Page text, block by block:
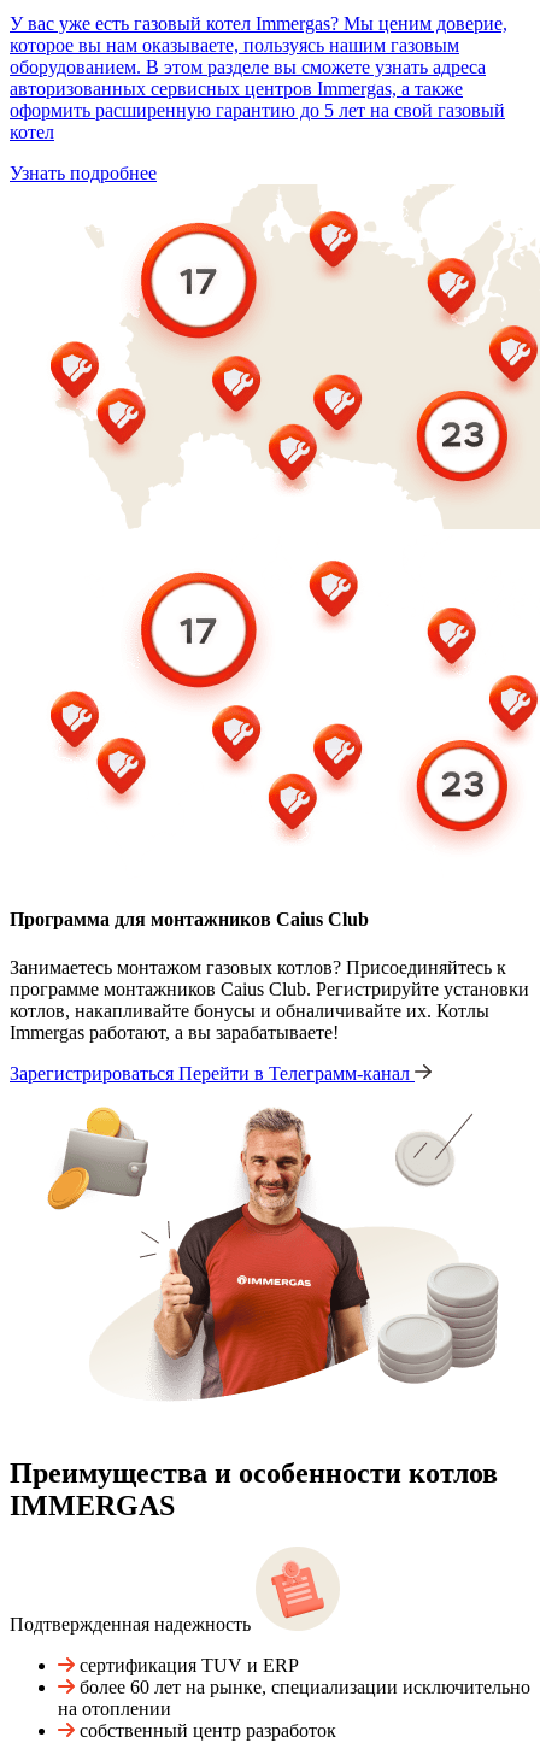
У вас уже есть газовый котел Immergas? Мы ценим доверие,
которое вы нам оказываете, пользуясь нашим газовым
оборудованием. В этом разделе вы сможете узнать адреса
авторизованных сервисных центров Immergas, а также
оформить расширенную гарантию до 5 лет на свой газовый
котел
Узнать подробнее
Программа для монтажников Caius Club
Занимаетесь монтажом газовых котлов? Присоединяйтесь к
программе монтажников Caius Club. Регистрируйте установки
котлов, накапливайте бонусы и обналичивайте их. Котлы
Immergas работают, а вы зарабатываете!
Зарегистрироваться Перейти в Телеграмм-канал
Преимущества и особенности котлов
IMMERGAS
Подтвержденная надежность
сертификация TUV и ERP
более 60 лет на рынке, специализации исключительно
на отоплении
собственный центр разработок